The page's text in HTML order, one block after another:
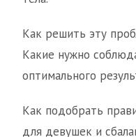
Как решить эту
Какие нужно
оптимального
Как подобрать
для девушек и